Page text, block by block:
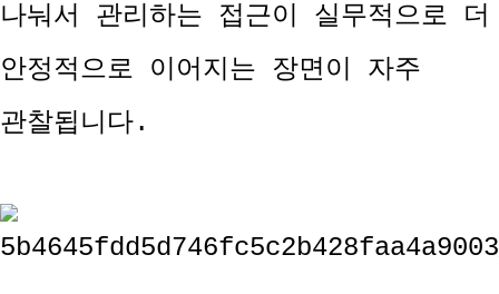
나눠서 관리하는 접근이 실무적으로 더
안정적으로 이어지는 장면이 자주
관찰됩니다.